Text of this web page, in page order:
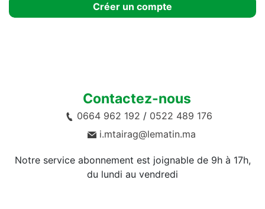
Créer un compte
Contactez-nous
0664 962 192 / 0522 489 176
i.mtairag@lematin.ma
Notre service abonnement est joignable de 9h à 17h,
du lundi au vendredi